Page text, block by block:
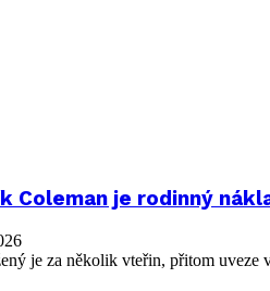
Coleman je rodinný
je za několik vteřin, přitom